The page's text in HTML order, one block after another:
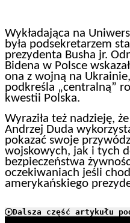
Wykładająca na
była podsekretarzem
prezydenta Busha jr.
Bidena w Polsce
ona z wojną na
podkreśla „centralną”
kwestii Polska.
Wyraziła też nadzieję,
Andrzej Duda
pokazać swoje
wojskowych, jak i tych
bezpieczeństwa
oczekiwaniach jeśli
amerykańskiego
Dalsza część artykułu